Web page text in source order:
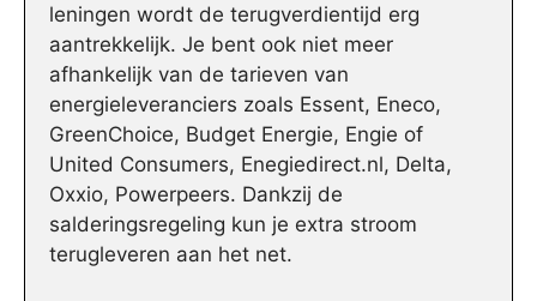
leningen wordt de terugverdientijd erg
aantrekkelijk. Je bent ook niet meer
afhankelijk van de tarieven van
energieleveranciers zoals Essent, Eneco,
GreenChoice, Budget Energie, Engie of
United Consumers, Enegiedirect.nl, Delta,
Oxxio, Powerpeers. Dankzij de
salderingsregeling kun je extra stroom
terugleveren aan het net.